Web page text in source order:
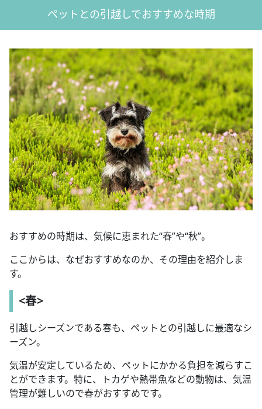
ペットとの引越しでおすすめな時期
おすすめの時期は、気候に恵まれた“春”や“秋”。
ここからは、なぜおすすめなのか、その理由を紹介しま
す。
<春>
引越しシーズンである春も、ペットとの引越しに最適なシ
ーズン。
気温が安定しているため、ペットにかかる負担を減らすこ
とができます。特に、トカゲや熱帯魚などの動物は、気温
管理が難しいので春がおすすめです。